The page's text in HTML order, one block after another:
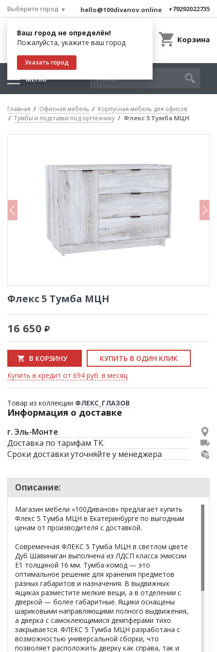
Выберите город
Ваш город не определён!
Пожалуйста, укажите ваш город
Указать город
hello@100divanov.online +79292022735
Корзина
МЕНЮ
Главная Офисная мебель
Корпусная мебель для офисов
Тумбы и подставки под оргтехнику
Флекс 5 Тумба МЦН
Флекс 5 Тумба МЦН
16 650
В КОРЗИНУ
КУПИТЬ В ОДИН КЛИК
Купить в кредит от 694 руб. в месяц
Товар из коллекции ФЛЕКС_ГЛАЗОВ
Информация о доставке
г. Эль-Монте
Доставка по тарифам ТК.
Сроки доставки уточняйте у менеджера
Описание:
Магазин мебели «100Диванов» предлагает купить
Флекс 5 Тумба МЦН в Екатеринбурге по выгодным
ценам от производителя с доставкой.
Современная ФЛЕКС 5 Тумба МЦН в светлом цвете
Дуб Шавиниган выполнена из ЛДСП класса эмиссии
Е1 толщиной 16 мм. Тумба-комод — это
оптимальное решение для хранения предметов
разных габаритов и назначения. В выдвижных
ящиках разместите мелкие вещи, а в отделении с
дверкой — более габаритные. Ящики оснащены
шариковыми направляющими полного выдвижения,
а дверка с самоклеющимися демпферами тихо
закрывается. ФЛЕКС 5 Тумба МЦН разработана с
возможностью универсальной сборки, что
позволяет расположить дверку как справа, так и